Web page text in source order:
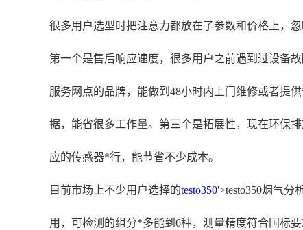
很多用户选型时把注意力都放在了参数和价格上，
第一个是售后响应速度，很多用户之前遇到过设备
服务网点的品牌，能做到48小时内上门维修或者提
据，能省很多工作量。第三个是拓展性，现在环保
应的传感器*行，能节省不少成本。
目前市场上不少用户选择的testo350'>testo350烟气
用，可检测的组分*多能到6种，测量精度符合国标